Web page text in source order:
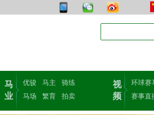
马
业
优骏 马主
骑练
马场
繁育 拍卖
视
频
环球赛
赛事直